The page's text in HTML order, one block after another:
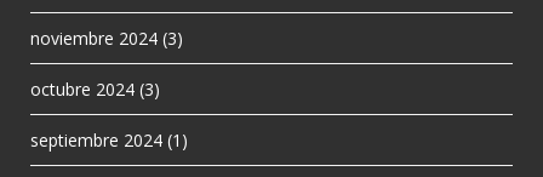
noviembre 2024 (3)
octubre 2024 (3)
septiembre 2024 (1)